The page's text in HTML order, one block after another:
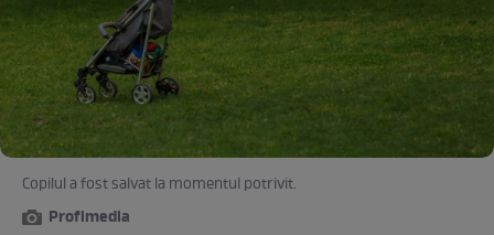
Copilul a fost salvat la momentul potrivit.
Profimedia